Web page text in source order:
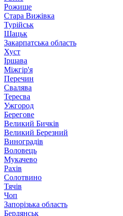
Рожище
Стара Вижівка
Турійськ
Шацьк
Закарпатська область
Хуст
Іршава
Міжгір'я
Перечин
Свалява
Тересва
Ужгород
Берегове
Великий Бичків
Великий Березний
Виноградів
Воловець
Мукачево
Рахів
Солотвино
Тячів
Чоп
Запорізька область
Бердянськ